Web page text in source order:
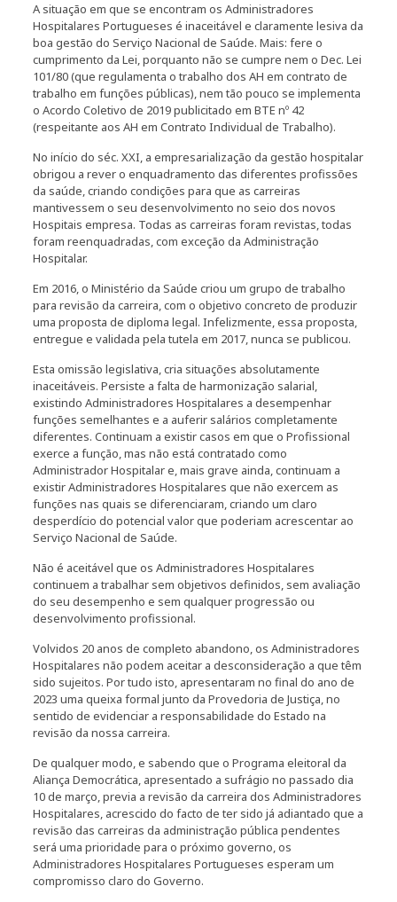
A situação em que se encontram os Administradores
Hospitalares Portugueses é inaceitável e claramente lesiva da
boa gestão do Serviço Nacional de Saúde. Mais: fere o
cumprimento da Lei, porquanto não se cumpre nem o Dec. Lei
101/80 (que regulamenta o trabalho dos AH em contrato de
trabalho em funções públicas), nem tão pouco se implementa
o Acordo Coletivo de 2019 publicitado em BTE nº 42
(respeitante aos AH em Contrato Individual de Trabalho).
No início do séc. XXI, a empresarialização da gestão hospitalar
obrigou a rever o enquadramento das diferentes profissões
da saúde, criando condições para que as carreiras
mantivessem o seu desenvolvimento no seio dos novos
Hospitais empresa. Todas as carreiras foram revistas, todas
foram reenquadradas, com exceção da Administração
Hospitalar.
Em 2016, o Ministério da Saúde criou um grupo de trabalho
para revisão da carreira, com o objetivo concreto de produzir
uma proposta de diploma legal. Infelizmente, essa proposta,
entregue e validada pela tutela em 2017, nunca se publicou.
Esta omissão legislativa, cria situações absolutamente
inaceitáveis. Persiste a falta de harmonização salarial,
existindo Administradores Hospitalares a desempenhar
funções semelhantes e a auferir salários completamente
diferentes. Continuam a existir casos em que o Profissional
exerce a função, mas não está contratado como
Administrador Hospitalar e, mais grave ainda, continuam a
existir Administradores Hospitalares que não exercem as
funções nas quais se diferenciaram, criando um claro
desperdício do potencial valor que poderiam acrescentar ao
Serviço Nacional de Saúde.
Não é aceitável que os Administradores Hospitalares
continuem a trabalhar sem objetivos definidos, sem avaliação
do seu desempenho e sem qualquer progressão ou
desenvolvimento profissional.
Volvidos 20 anos de completo abandono, os Administradores
Hospitalares não podem aceitar a desconsideração a que têm
sido sujeitos. Por tudo isto, apresentaram no final do ano de
2023 uma queixa formal junto da Provedoria de Justiça, no
sentido de evidenciar a responsabilidade do Estado na
revisão da nossa carreira.
De qualquer modo, e sabendo que o Programa eleitoral da
Aliança Democrática, apresentado a sufrágio no passado dia
10 de março, previa a revisão da carreira dos Administradores
Hospitalares, acrescido do facto de ter sido já adiantado que a
revisão das carreiras da administração pública pendentes
será uma prioridade para o próximo governo, os
Administradores Hospitalares Portugueses esperam um
compromisso claro do Governo.